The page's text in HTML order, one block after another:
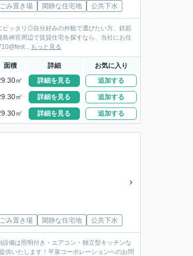
み置き場
閑静な住宅地 公共下水
ッタリ◎自分好みの外観で選びたい方、鉄筋
神宮周辺で賃貸住宅を探すなら、当社にお任
もっと見る
面積 詳細 お気に入り
㎡ 詳細を見る 追加する
㎡ 詳細を見る 追加する
㎡ 詳細を見る 追加する
み置き場 閑静な住宅地 公共下水
備は照明付き・エアコン・独立型キッチンな
供いたします！平泉コーポレーションへのお問